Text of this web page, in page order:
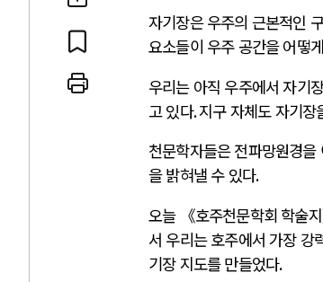
자기장은 우주의 근본적인
요소들이 우주 공간을 어떻
우리는 아직 우주에서 자기
고 있다.지구 자체도 자기장
천문학자들은 전파망원경
을 밝혀낼 수 있다.
오늘 《호주천문학회 학술지
서 우리는 호주에서 가장 강
기장 지도를 만들었다.